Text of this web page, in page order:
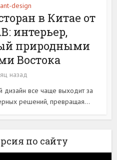
design
в Китае от
интерьер,
природными
Востока
назад
все чаще выходит за
решений, превращая...
по сайту